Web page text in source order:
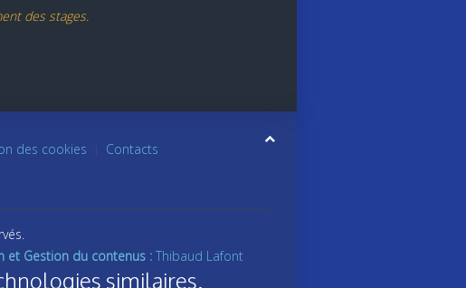
des stages.
des cookies Contacts
et Gestion du contenus :Thibaud Lafont
similaires.